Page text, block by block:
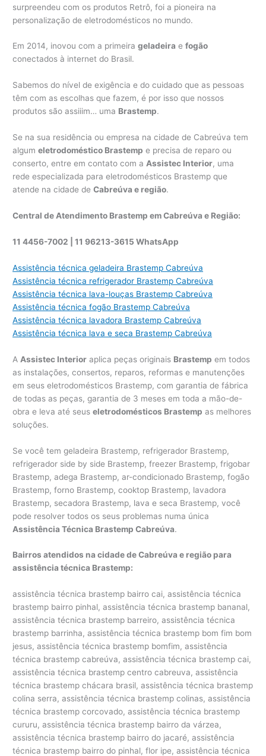
surpreendeu com os produtos Retrô, foi a pioneira na
personalização de eletrodomésticos no mundo.
Em 2014, inovou com a primeirageladeira efogão
conectados à internet do Brasil.
Sabemos do nível de exigência e do cuidado que as pessoas
têm com as escolhas que fazem, é por isso que nossos
produtos são assiiim… uma Brastemp.
Se na sua residência ou empresa na cidade de Cabreúva tem
algumeletrodoméstico Brastemp e precisa de reparo ou
conserto, entre em contato com aAssistec Interior, uma
rede especializada para eletrodomésticos Brastemp que
atende na cidade deCabreúva e região.
Central de Atendimento Brastemp em Cabreúva e Região:
11 4456-7002 |11 96213-3615 WhatsApp
Assistência técnica geladeira Brastemp Cabreúva
Assistência técnica refrigerador Brastemp Cabreúva
Assistência técnica lava-louças Brastemp Cabreúva
Assistência técnica fogão Brastemp Cabreúva
Assistência técnica lavadora Brastemp Cabreúva
Assistência técnica lava e seca Brastemp Cabreúva
A Assistec Interior aplica peças originais Brastemp em todos
as instalações, consertos, reparos, reformas e manutenções
em seus eletrodomésticos Brastemp, com garantia de fábrica
de todas as peças, garantia de 3 meses em toda a mão-de-
obra e leva até seuseletrodomésticos Brastemp as melhores
soluções.
Se você tem geladeira Brastemp, refrigerador Brastemp,
refrigerador side by side Brastemp, freezer Brastemp, frigobar
Brastemp, adega Brastemp, ar-condicionado Brastemp, fogão
Brastemp, forno Brastemp, cooktop Brastemp, lavadora
Brastemp, secadora Brastemp, lava e seca Brastemp, você
pode resolver todos os seus problemas numa única
Assistência Técnica Brastemp Cabreúva.
Bairros atendidos na cidade de Cabreúva e região para
assistência técnica Brastemp:
assistência técnica brastemp bairro cai, assistência técnica
brastemp bairro pinhal, assistência técnica brastemp bananal,
assistência técnica brastemp barreiro, assistência técnica
brastemp barrinha, assistência técnica brastemp bom fim bom
jesus, assistência técnica brastemp bomfim, assistência
técnica brastemp cabreúva, assistência técnica brastemp cai,
assistência técnica brastemp centro cabreuva, assistência
técnica brastemp chácara brasil, assistência técnica brastemp
colina serra, assistência técnica brastemp colinas, assistência
técnica brastemp corcovado, assistência técnica brastemp
cururu, assistência técnica brastemp bairro da várzea,
assistência técnica brastemp bairro do jacaré, assistência
técnica brastemp bairro do pinhal, flor ipe, assistência técnica